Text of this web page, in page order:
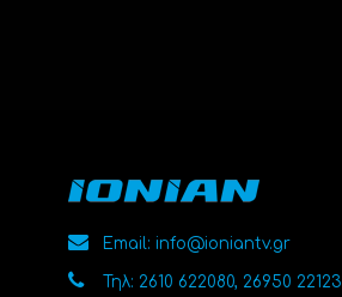
Email: info@ioniantv.gr
Τηλ: 2610 622080, 26950 22123